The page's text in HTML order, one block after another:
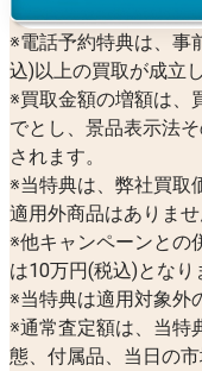
※電話予約特典は、事
込)以上の買取が成立
※買取金額の増額は、
でとし、景品表示法
されます。
※当特典は、弊社買取
適用外商品はありませ
※他キャンペーンとの
は10万円(税込)となり
※当特典は適用対象外
※通常査定額は、当特
態、付属品、当日の